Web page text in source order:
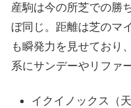
産駒は今の所芝での勝
ぼ同じ。距離は芝のマ
も瞬発力を見せており
系にサンデーやリファ
イクイノックス（